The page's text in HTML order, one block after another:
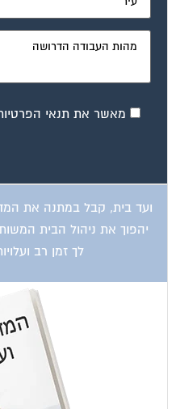
מאשר את תנאי
ועד בית, קבל במתנה את
יהפוך את ניהול הבית
לך זמן רב